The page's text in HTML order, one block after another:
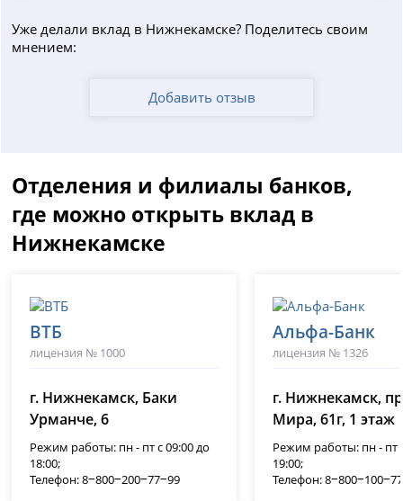
Уже делали вклад в Нижнекамске? Поделитесь своим
мнением:
Добавить отзыв
Отделения и филиалы банков,
где можно открыть вклад в
Нижнекамске
ВТБ
лицензия № 1000
г. Нижнекамск, Баки
Урманче, 6
Режим работы: пн - пт с 09:00 до
18:00;
Телефон: 8‒800‒200‒77‒99
Альфа-Банк
лицензия № 1326
г. Нижнекамск,
Мира, 61г, 1 этаж
Режим работы: пн - пт
19:00;
Телефон: